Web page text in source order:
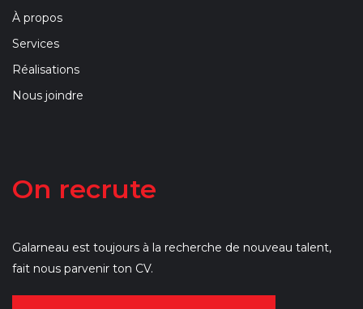
À propos
Services
Réalisations
Nous joindre
On recrute
Galarneau est toujours à la recherche de nouveau talent,
fait nous parvenir ton CV.